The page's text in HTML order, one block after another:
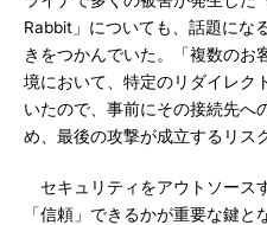
Rabbit」についても、話題にな
きをつかんでいた。「複数のお
境において、特定のリダイレク
いたので、事前にその接続先へ
め、最後の攻撃が成立するリス
セキュリティをアウトソース
「信頼」できるかが重要な鍵